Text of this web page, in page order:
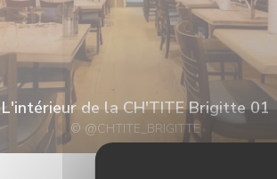
L'intérieur de la CH'TITE Brigitte 01
© @CHTITE_BRIGITTE